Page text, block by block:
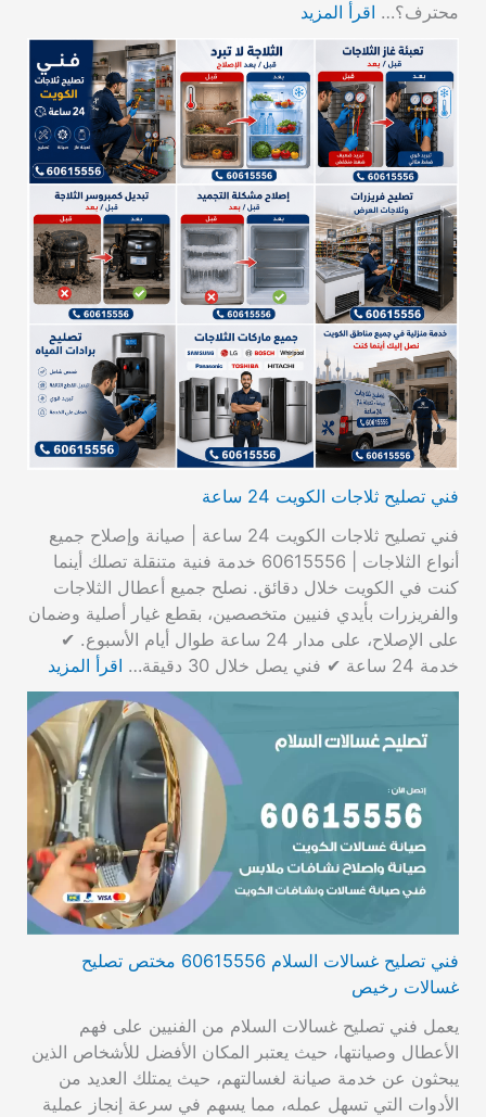
محترف؟… اقرأ المزيد
فني تصليح ثلاجات الكويت 24 ساعة
فني تصليح ثلاجات الكويت 24 ساعة | صيانة وإصلاح جميع
أنواع الثلاجات | 60615556 خدمة فنية متنقلة تصلك أينما
كنت في الكويت خلال دقائق. نصلح جميع أعطال الثلاجات
والفريزرات بأيدي فنيين متخصصين، بقطع غيار أصلية وضمان
على الإصلاح، على مدار 24 ساعة طوال أيام الأسبوع. ✔
خدمة 24 ساعة ✔ فني يصل خلال 30 دقيقة…
اقرأ المزيد
فني تصليح غسالات السلام 60615556 مختص تصليح
غسالات رخيص
يعمل فني تصليح غسالات السلام من الفنيين على فهم
الأعطال وصيانتها، حيث يعتبر المكان الأفضل للأشخاص الذين
يبحثون عن خدمة صيانة لغسالتهم، حيث يمتلك العديد من
الأدوات التي تسهل عمله، مما يسهم في سرعة إنجاز عملية